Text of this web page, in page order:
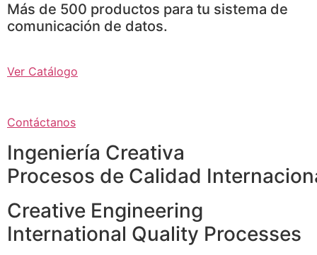
Más de 500 productos para tu sistema de
comunicación de datos.
Ver Catálogo
Contáctanos
Ingeniería Creativa
Procesos de Calidad
Creative Engineering
International Quality Processes